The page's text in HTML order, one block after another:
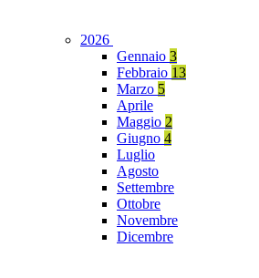
2026
Gennaio 3
Febbraio 13
Marzo 5
Aprile
Maggio 2
Giugno 4
Luglio
Agosto
Settembre
Ottobre
Novembre
Dicembre